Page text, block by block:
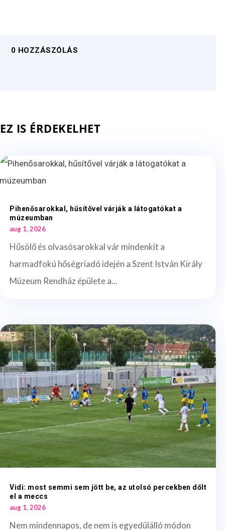
0 HOZZÁSZÓLÁS
EZ IS ÉRDEKELHET
Pihenősarokkal, hűsítővel várják a látogatókat a
múzeumban
aug 1, 2026
Hűsölő és olvasósarokkal vár mindenkit a
harmadfokú hőségriadó idején a Szent István Király
Múzeum Rendház épülete a...
Vidi: most semmi sem jött be, az utolsó percekben dőlt
el a meccs
aug 1, 2026
Nem mindennapos, de nem is egyedülálló módon